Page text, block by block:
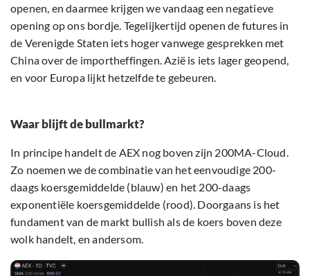
openen, en daarmee krijgen we vandaag een negatieve
opening op ons bordje. Tegelijkertijd openen de futures in
de Verenigde Staten iets hoger vanwege gesprekken met
China over de importheffingen. Azië is iets lager geopend,
en voor Europa lijkt hetzelfde te gebeuren.
Waar blijft de bullmarkt?
In principe handelt de AEX nog boven zijn 200MA-Cloud.
Zo noemen we de combinatie van het eenvoudige 200-
daags koersgemiddelde (blauw) en het 200-daags
exponentiële koersgemiddelde (rood). Doorgaans is het
fundament van de markt bullish als de koers boven deze
wolk handelt, en andersom.